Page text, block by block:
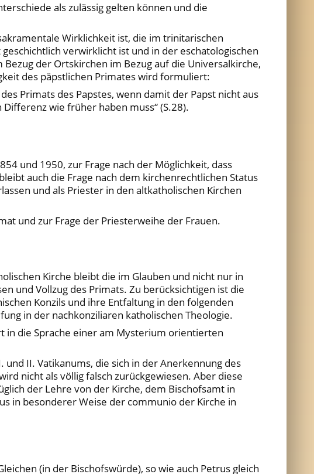
als zulässig gelten können und die
Wirklichkeit ist, die im trinitarischen
verwirklicht ist und in der eschatologischen
der Ortskirchen im Bezug auf die Universalkirche,
des päpstlichen Primates wird formuliert:
Primats des Papstes, wenn damit der Papst nicht aus
wie früher haben muss“ (S.28).
und 1950, zur Frage nach der Möglichkeit, dass
auch die Frage nach dem kirchenrechtlichen Status
und als Priester in den altkatholischen Kirchen
und zur Frage der Priesterweihe der Frauen.
Kirche bleibt die im Glauben und nicht nur in
und Vollzug des Primats. Zu berücksichtigen ist die
Konzils und ihre Entfaltung in den folgenden
in der nachkonziliaren katholischen Theologie.
in die Sprache einer am Mysterium orientierten
II. Vatikanums, die sich in der Anerkennung des
nicht als völlig falsch zurückgewiesen. Aber diese
der Lehre von der Kirche, dem Bischofsamt in
in besonderer Weise der communio der Kirche in
(in der Bischofswürde), so wie auch Petrus gleich